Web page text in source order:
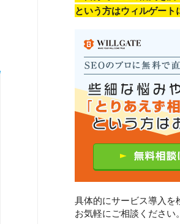
という方はウィルゲート
具体的にサービス導入を
お気軽にご相談ください。